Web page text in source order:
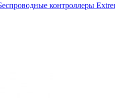
контроллеры